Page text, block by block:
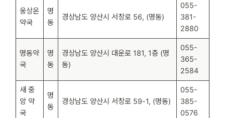
웅상온
약국
명
동
경상남도 양산시 서창로 56, (명동)
055-
381-
2880
명동약
국
명
동
경상남도 양산시 대운로 181, 1층 (명
동)
055-
365-
2584
새 중
앙 약
국
명
동
경상남도 양산시 서창로 59-1, (명동)
055-
385-
0576